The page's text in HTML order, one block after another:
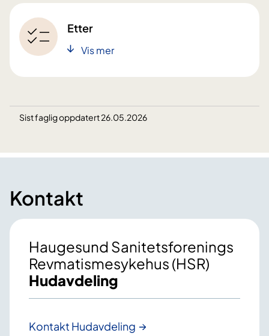
Etter
Vis mer
Sist faglig oppdatert 26.05.2026
Kontakt
Haugesund Sanitetsforenings
Revmatismesykehus (HSR)
Hudavdeling
Kontakt Hudavdeling